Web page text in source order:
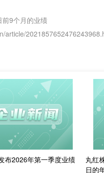
9个月的业绩
article/
布2026年第一季度业绩
丸红
日的